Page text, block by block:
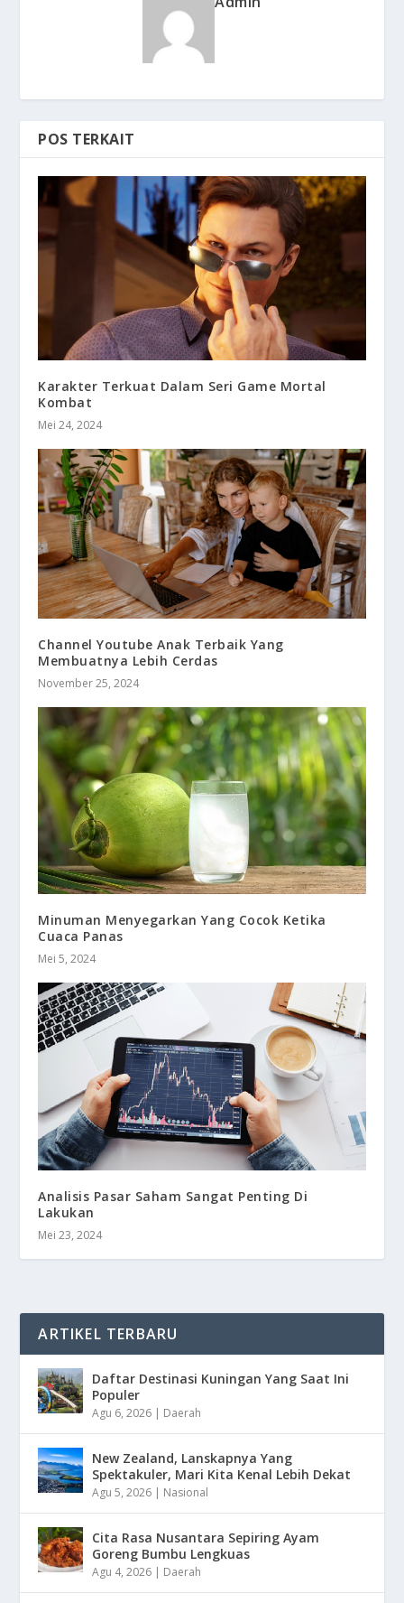
POS TERKAIT
Karakter Terkuat Dalam Seri Game Mortal
Kombat
Mei 24, 2024
Channel Youtube Anak Terbaik Yang
Membuatnya Lebih Cerdas
November 25, 2024
Minuman Menyegarkan Yang Cocok Ketika
Cuaca Panas
Mei 5, 2024
Analisis Pasar Saham Sangat Penting Di
Lakukan
Mei 23, 2024
ARTIKEL TERBARU
Daftar Destinasi Kuningan Yang Saat Ini
Populer
Agu 6, 2026 | Daerah
New Zealand, Lanskapnya Yang
Spektakuler, Mari Kita Kenal Lebih Dekat
Agu 5, 2026 | Nasional
Cita Rasa Nusantara Sepiring Ayam
Goreng Bumbu Lengkuas
Agu 4, 2026 | Daerah